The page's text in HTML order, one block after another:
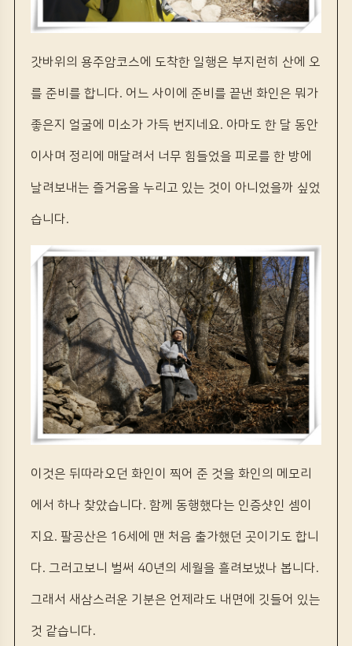
갓바위의 용주암코스에 도착한 일행은 부지런히 산에 오
를 준비를 합니다. 어느 사이에 준비를 끝낸 화인은 뭐가
좋은지 얼굴에 미소가 가득 번지네요. 아마도 한 달 동안
이사며 정리에 매달려서 너무 힘들었을 피로를 한 방에
날려보내는 즐거움을 누리고 있는 것이 아니었을까 싶었
습니다.
이것은 뒤따라오던 화인이 찍어 준 것을 화인의 메모리
에서 하나 찾았습니다. 함께 동행했다는 인증샷인 셈이
지요. 팔공산은 16세에 맨 처음 출가했던 곳이기도 합니
다. 그러고보니 벌써 40년의 세월을 흘려보냈나 봅니다.
그래서 새삼스러운 기분은 언제라도 내면에 깃들어 있는
것 같습니다.